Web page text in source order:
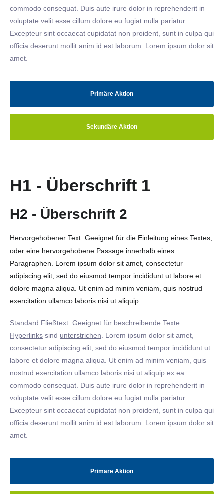
commodo consequat. Duis aute irure dolor in reprehenderit in
voluptate velit esse cillum dolore eu fugiat nulla pariatur.
Excepteur sint occaecat cupidatat non proident, sunt in culpa qui
officia deserunt mollit anim id est laborum. Lorem ipsum dolor sit
amet.
Primäre Aktion
Sekundäre Aktion
H1 - Überschrift 1
H2 - Überschrift 2
Hervorgehobener Text: Geeignet für die Einleitung eines Textes,
oder eine hervorgehobene Passage innerhalb eines
Paragraphen. Lorem ipsum dolor sit amet, consectetur
adipiscing elit, sed do eiusmod tempor incididunt ut labore et
dolore magna aliqua. Ut enim ad minim veniam, quis nostrud
exercitation ullamco laboris nisi ut aliquip.
Standard Fließtext: Geeignet für beschreibende Texte.
Hyperlinks sind unterstrichen . Lorem ipsum dolor sit amet,
consectetur adipiscing elit, sed do eiusmod tempor incididunt ut
labore et dolore magna aliqua. Ut enim ad minim veniam, quis
nostrud exercitation ullamco laboris nisi ut aliquip ex ea
commodo consequat. Duis aute irure dolor in reprehenderit in
voluptate velit esse cillum dolore eu fugiat nulla pariatur.
Excepteur sint occaecat cupidatat non proident, sunt in culpa qui
officia deserunt mollit anim id est laborum. Lorem ipsum dolor sit
amet.
Primäre Aktion